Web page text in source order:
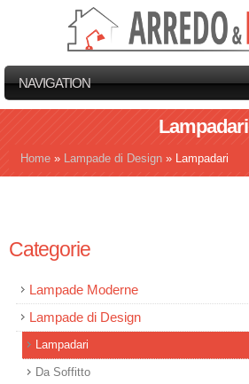
NAVIGATION
Lampadari
Tu sei qui
Home » Lampade di Design » Lampadari
Categorie
Lampade Moderne
Lampade di Design
Lampadari
Da Soffitto